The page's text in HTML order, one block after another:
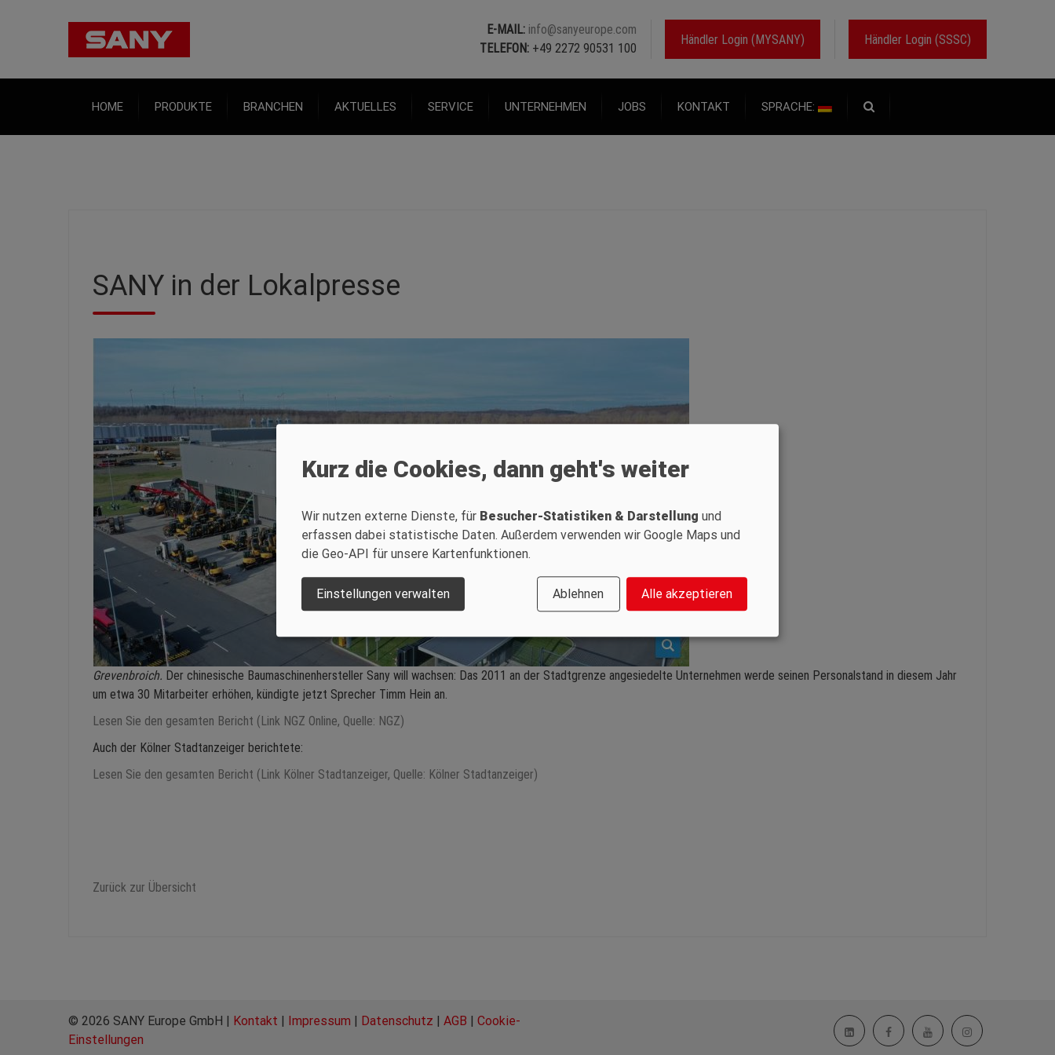
Händler Login (SSSC)
Händler Login (MYSANY)
E-MAIL: info@sanyeurope.com
TELEFON: +49 2272 90531 100
HOME PRODUKTE BRANCHEN AKTUELLES SERVICE UNTERNEHMEN JOBS KONTAKT SPRACHE:
SANY in der Lokalpresse
Grevenbroich. Der chinesische Baumaschinenhersteller Sany will wachsen: Das 2011 an der Stadtgrenze angesiedelte Unternehmen werde seinen Personalstand in diesem Jahr
um etwa 30 Mitarbeiter erhöhen, kündigte jetzt Sprecher Timm Hein an.
Lesen Sie den gesamten Bericht (Link NGZ Online, Quelle: NGZ)
Auch der Kölner Stadtanzeiger berichtete:
Lesen Sie den gesamten Bericht (Link Kölner Stadtanzeiger, Quelle: Kölner Stadtanzeiger)
Zurück zur Übersicht
© 2026 SANY Europe GmbH | Kontakt | Impressum | Datenschutz | AGB | Cookie-
Einstellungen
Kurz die Cookies, dann geht's weiter
Wir nutzen externe Dienste, für Besucher-Statistiken & Darstellung und
erfassen dabei statistische Daten. Außerdem verwenden wir Google Maps und
die Geo-API für unsere Kartenfunktionen.
Einstellungen verwalten Ablehnen Alle akzeptieren